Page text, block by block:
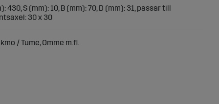
430, S (mm): 10, B (mm): 70, D (mm): 31, passar till
30 x 30
/ Tume, Omme m.fl.